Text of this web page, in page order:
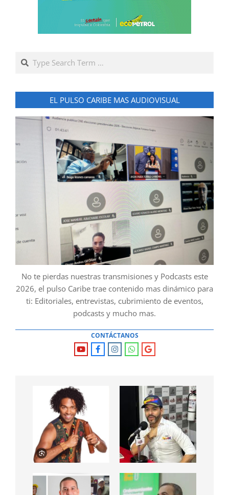
Search
EL PULSO CARIBE MAS AUDIOVISUAL
No te pierdas nuestras transmisiones y Podcasts este
2026, el pulso Caribe trae contenido mas dinámico para
ti: Editoriales, entrevistas, cubrimiento de eventos,
podcasts y mucho mas.
CONTÁCTANOS